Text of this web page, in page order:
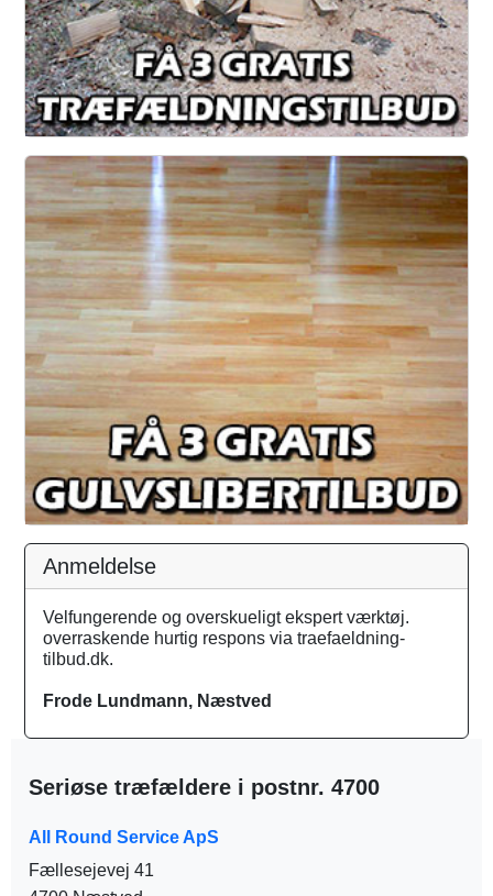
Anmeldelse
Velfungerende og overskueligt ekspert værktøj.
overraskende hurtig respons via traefaeldning-
tilbud.dk.
Frode Lundmann, Næstved
Seriøse træfældere i postnr. 4700
All Round Service ApS
Fællesejevej 41